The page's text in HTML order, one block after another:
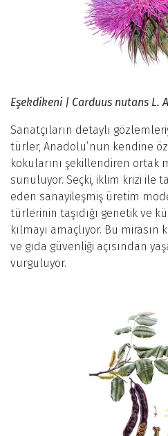
Eşekdikeni | Carduus nutans L.
Sanatçıların detaylı
türler, Anadolu’nun kendine
kokularını şekillendiren ortak
sunuluyor. Seçki, iklim krizi ile
eden sanayileşmiş üretim
türlerinin taşıdığı genetik ve
kılmayı amaçlıyor. Bu
ve gıda güvenliği açısından
vurguluyor.